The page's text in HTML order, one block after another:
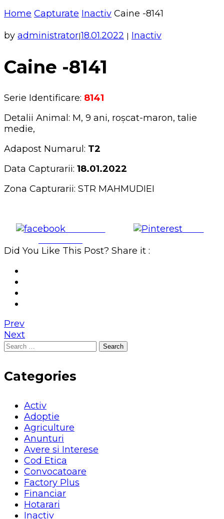
Home Capturate Inactiv Caine -8141
by administrator|18.01.2022 | Inactiv
Caine -8141
Serie Identificare: 8141
Detalii Animal: M, 9 ani, roșcat-maron, talie
medie,
Adapost Numarul: T2
Data Capturarii: 18.01.2022
Zona Capturarii: STR MAHMUDIEI
Share on
Save
Did You Like This Post? Share it :
Prev
Next
Search
Categories
Activ
Adoptie
Agriculture
Anunturi
Avere si Interese
Cod Etica
Convocatoare
Factory Plus
Financiar
Hotarari
Inactiv